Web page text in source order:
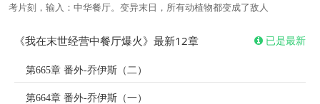
考片刻，输入：中华餐厅。变异末日，所有动植物都变成了敌人
《我在末世经营中餐厅爆火》最新12章 已是最新
第665章 番外-乔伊斯（二）
第664章 番外-乔伊斯（一）